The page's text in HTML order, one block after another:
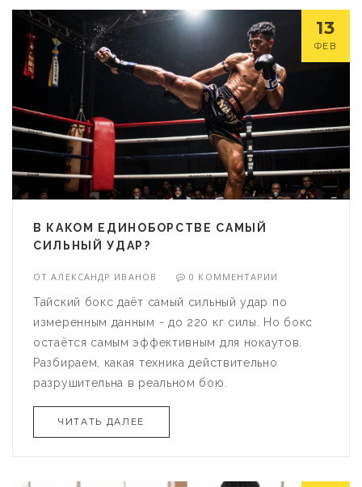
13
ФЕВ
В КАКОМ ЕДИНОБОРСТВЕ САМЫЙ
СИЛЬНЫЙ УДАР?
ОТАЛЕКСАНДР ИВАНОВ 0 КОММЕНТАРИИ
Тайский бокс даёт самый сильный удар по
измеренным данным - до 220 кг силы. Но бокс
остаётся самым эффективным для нокаутов.
Разбираем, какая техника действительно
разрушительна в реальном бою.
ЧИТАТЬ ДАЛЕЕ